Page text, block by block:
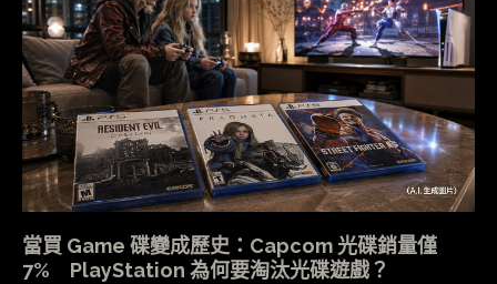
當買 Game 碟變成歷史：Capcom 光碟銷量僅
7% PlayStation 為何要淘汰光碟遊戲？